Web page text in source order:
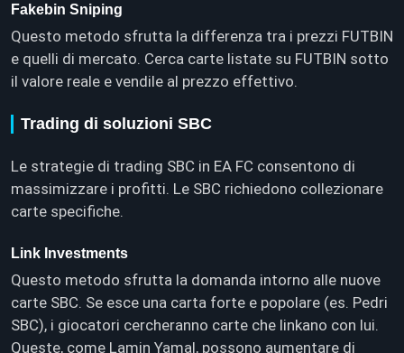
Fakebin Sniping
Questo metodo sfrutta la differenza tra i prezzi FUTBIN
e quelli di mercato. Cerca carte listate su FUTBIN sotto
il valore reale e vendile al prezzo effettivo.
Trading di soluzioni SBC
Le strategie di trading SBC in EA FC consentono di
massimizzare i profitti. Le SBC richiedono collezionare
carte specifiche.
Link Investments
Questo metodo sfrutta la domanda intorno alle nuove
carte SBC. Se esce una carta forte e popolare (es. Pedri
SBC), i giocatori cercheranno carte che linkano con lui.
Queste, come Lamin Yamal, possono aumentare di